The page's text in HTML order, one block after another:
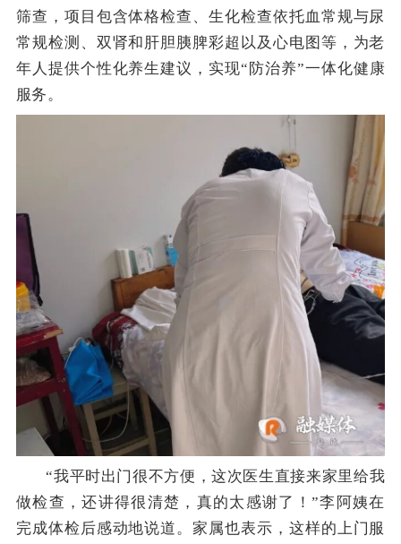
筛查，项目包含体格检查、生化检查依托血常规与尿
常规检测、双肾和肝胆胰脾彩超以及心电图等，为老
年人提供个性化养生建议，实现“防治养”一体化健康
服务。
“我平时出门很不方便，这次医生直接来家里给我
做检查，还讲得很清楚，真的太感谢了！”李阿姨在
完成体检后感动地说道。家属也表示，这样的上门服